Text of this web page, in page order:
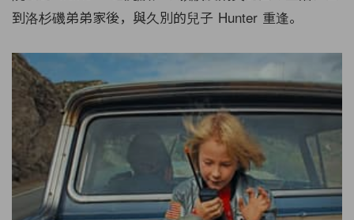
到洛杉磯弟弟家後，與久別的兒子 Hunter 重逢。